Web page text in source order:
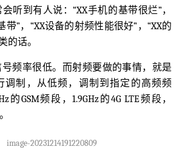
听到有人说：“XX手机的基带很烂”，
带”，“XX设备的射频性能很好”，“XX的
的话。
频率很低。而射频要做的事情，就是
调制，从低频，调制到指定的高频频
的GSM频段，1.9GHz的4G LTE频段，
image-20231214191220809